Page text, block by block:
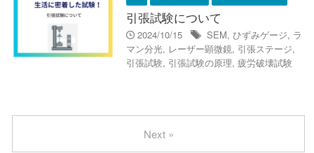
引張試験について
2024/10/15 SEM, ひずみゲージ, ラ
マン分光, レーザー顕微鏡, 引張ステージ,
引張試験, 引張試験の原理, 疲労破壊試験
Next »